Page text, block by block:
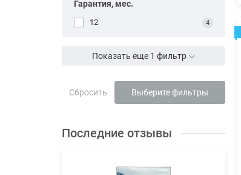
Гарантия, мес.
12 4
Показать еще 1 фильтр
Сбросить Выберите фильтры
Последние отзывы